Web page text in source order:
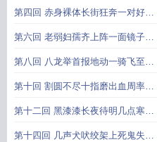
杀人无理数的发现
第四回 赤身裸体长街狂奔一对好友
海边争论比重与浮力的发现
第六回 老弱妇孺齐上阵一面镜子退
千军凹面镜的聚光作用
第八回 八龙举首报地动一骑飞至判
真伪世界上第一台地动仪的诞生
第十回 割圆不尽十指磨出血周率可
限青史标美名圆周率是怎样算出来
的
第十二回 黑漆漆长夜待明几点寒星
怯生生新说初出一位巨人日心说的
第十四回 几声犬吠绞架上死鬼失踪